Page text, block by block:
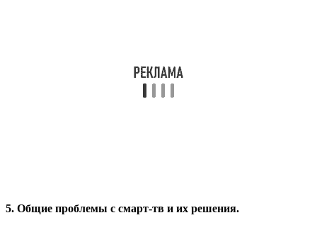
5. Общие проблемы с смарт-тв и их решения.